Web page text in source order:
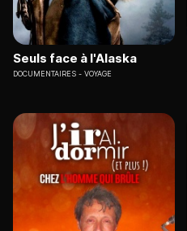
Seuls face à l'Alaska
DOCUMENTAIRES VOYAGE